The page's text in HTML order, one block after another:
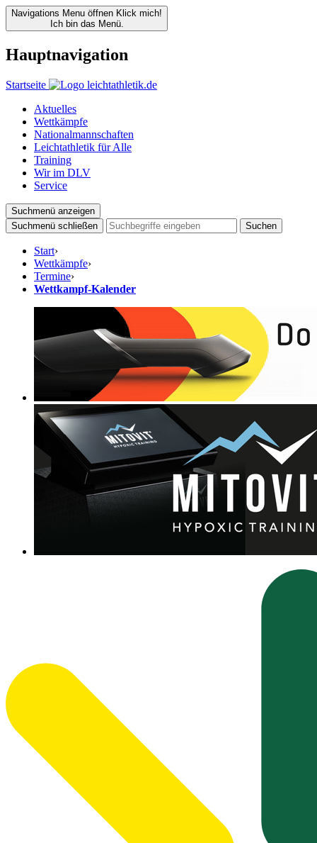
Navigations Menu öffnen Klick mich!
Ich bin das Menü.
Hauptnavigation
Startseite
Aktuelles
Wettkämpfe
Nationalmannschaften
Leichtathletik für Alle
Training
Wir im DLV
Service
Suchmenü anzeigen
Suchmenü schließen
Suchen
Start›
Wettkämpfe›
Termine›
Wettkampf-Kalender